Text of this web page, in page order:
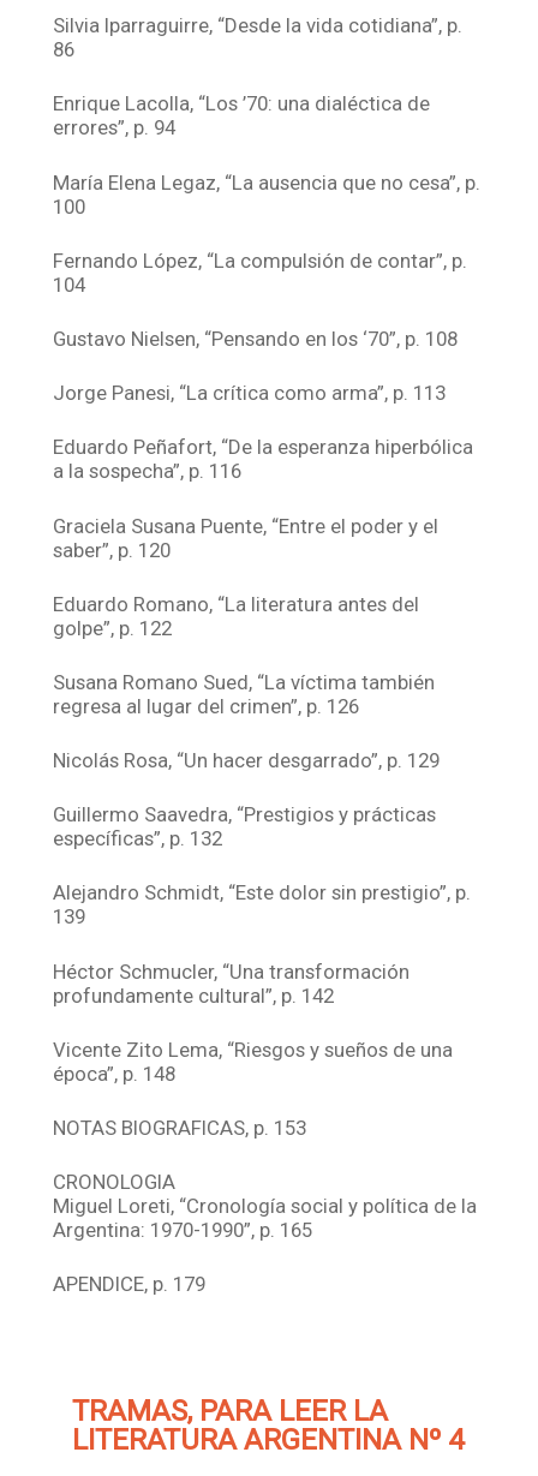
Silvia Iparraguirre, “Desde la vida cotidiana”, p.
86
Enrique Lacolla, “Los ’70: una dialéctica de
errores”, p. 94
María Elena Legaz, “La ausencia que no cesa”, p.
100
Fernando López, “La compulsión de contar”, p.
104
Gustavo Nielsen, “Pensando en los ‘70”, p. 108
Jorge Panesi, “La crítica como arma”, p. 113
Eduardo Peñafort, “De la esperanza hiperbólica
a la sospecha”, p. 116
Graciela Susana Puente, “Entre el poder y el
saber”, p. 120
Eduardo Romano, “La literatura antes del
golpe”, p. 122
Susana Romano Sued, “La víctima también
regresa al lugar del crimen”, p. 126
Nicolás Rosa, “Un hacer desgarrado”, p. 129
Guillermo Saavedra, “Prestigios y prácticas
específicas”, p. 132
Alejandro Schmidt, “Este dolor sin prestigio”, p.
139
Héctor Schmucler, “Una transformación
profundamente cultural”, p. 142
Vicente Zito Lema, “Riesgos y sueños de una
época”, p. 148
NOTAS BIOGRAFICAS, p. 153
CRONOLOGIA
Miguel Loreti, “Cronología social y política de la
Argentina: 1970-1990”, p. 165
APENDICE, p. 179
TRAMAS, PARA LEER LA
LITERATURA ARGENTINA Nº 4